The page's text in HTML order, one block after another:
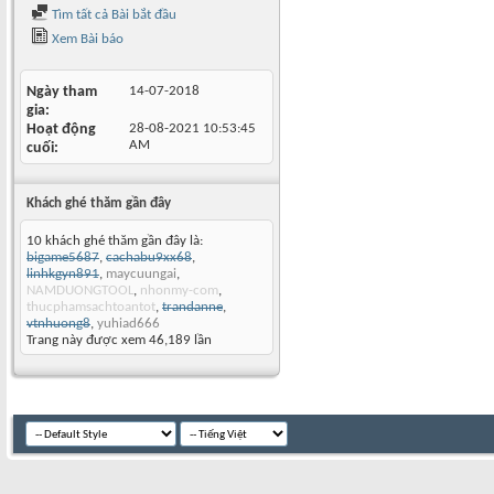
Tìm tất cả Bài bắt đầu
Xem Bài báo
Ngày tham
gia
14-07-2018
Hoạt động
cuối
28-08-2021 10:53:45
AM
Khách ghé thăm gần đây
10 khách ghé thăm gần đây là:
bigame5687, cachabu9xx68,
linhkgyn891, maycuungai,
NAMDUONGTOOL, nhonmy-com,
thucphamsachtoantot, trandanne,
vtnhuong8, yuhiad666
Trang này được xem 46,189 lần